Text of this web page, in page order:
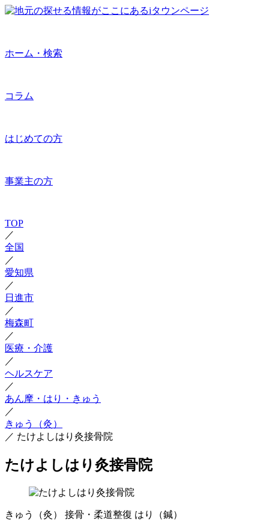
ホーム・検索
コラム
はじめての方
事業主の方
TOP
／
全国
／
愛知県
／
日進市
／
梅森町
／
医療・介護
／
ヘルスケア
／
あん摩・はり・きゅう
／
きゅう（灸）
／ たけよしはり灸接骨院
たけよしはり灸接骨院
きゅう（灸） 接骨・柔道整復 はり（鍼）